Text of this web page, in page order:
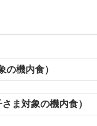
の機内食）
ま対象の機内食）